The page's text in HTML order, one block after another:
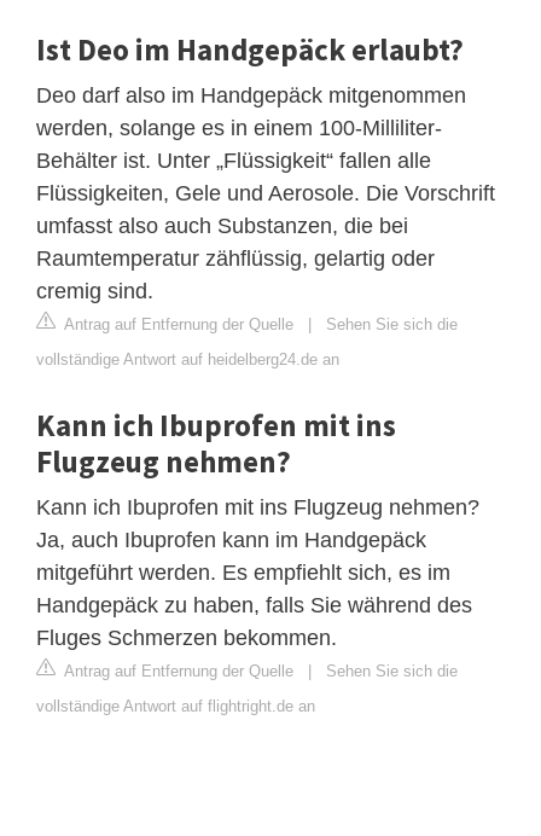
Ist Deo im Handgepäck erlaubt?
Deo darf also im Handgepäck mitgenommen
werden, solange es in einem 100-Milliliter-
Behälter ist. Unter „Flüssigkeit“ fallen alle
Flüssigkeiten, Gele und Aerosole. Die Vorschrift
umfasst also auch Substanzen, die bei
Raumtemperatur zähflüssig, gelartig oder
cremig sind.
Antrag auf Entfernung der Quelle | Sehen Sie sich die
vollständige Antwort auf heidelberg24.de an
Kann ich Ibuprofen mit ins
Flugzeug nehmen?
Kann ich Ibuprofen mit ins Flugzeug nehmen?
Ja, auch Ibuprofen kann im Handgepäck
mitgeführt werden. Es empfiehlt sich, es im
Handgepäck zu haben, falls Sie während des
Fluges Schmerzen bekommen.
Antrag auf Entfernung der Quelle | Sehen Sie sich die
vollständige Antwort auf flightright.de an